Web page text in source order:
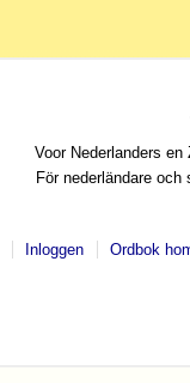
Voor Nederlanders en
För nederländare
Inloggen Ordbok